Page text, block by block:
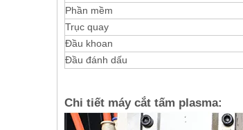
Phần mềm
Trục quay
Đầu khoan
Đầu đánh dấu
Chi tiết máy cắt tấm plasma: